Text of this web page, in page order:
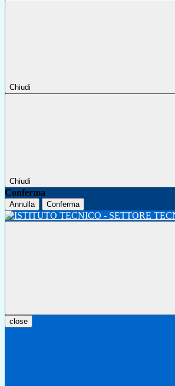
Chiudi
Chiudi
Conferma
Annulla Conferma
close